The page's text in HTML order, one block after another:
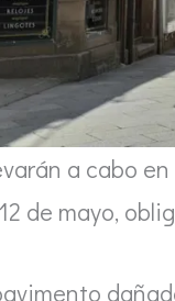
a cabo
de mayo,